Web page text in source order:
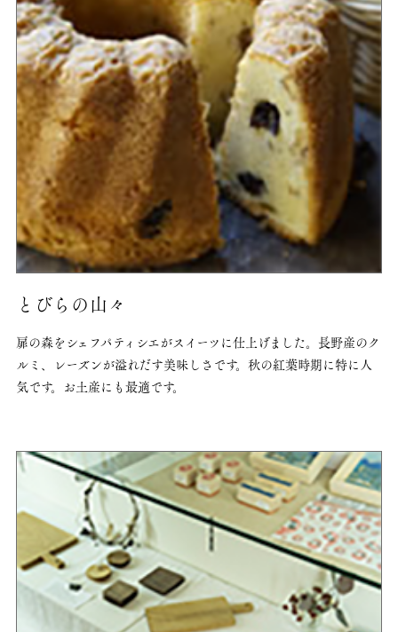
とびらの山々
扉の森をシェフパティシエがスイーツに仕上げました。 長野産のク
ルミ、レーズンが溢れだす美味しさです。 秋の紅葉時期に特に人
気です。お土産にも最適です。